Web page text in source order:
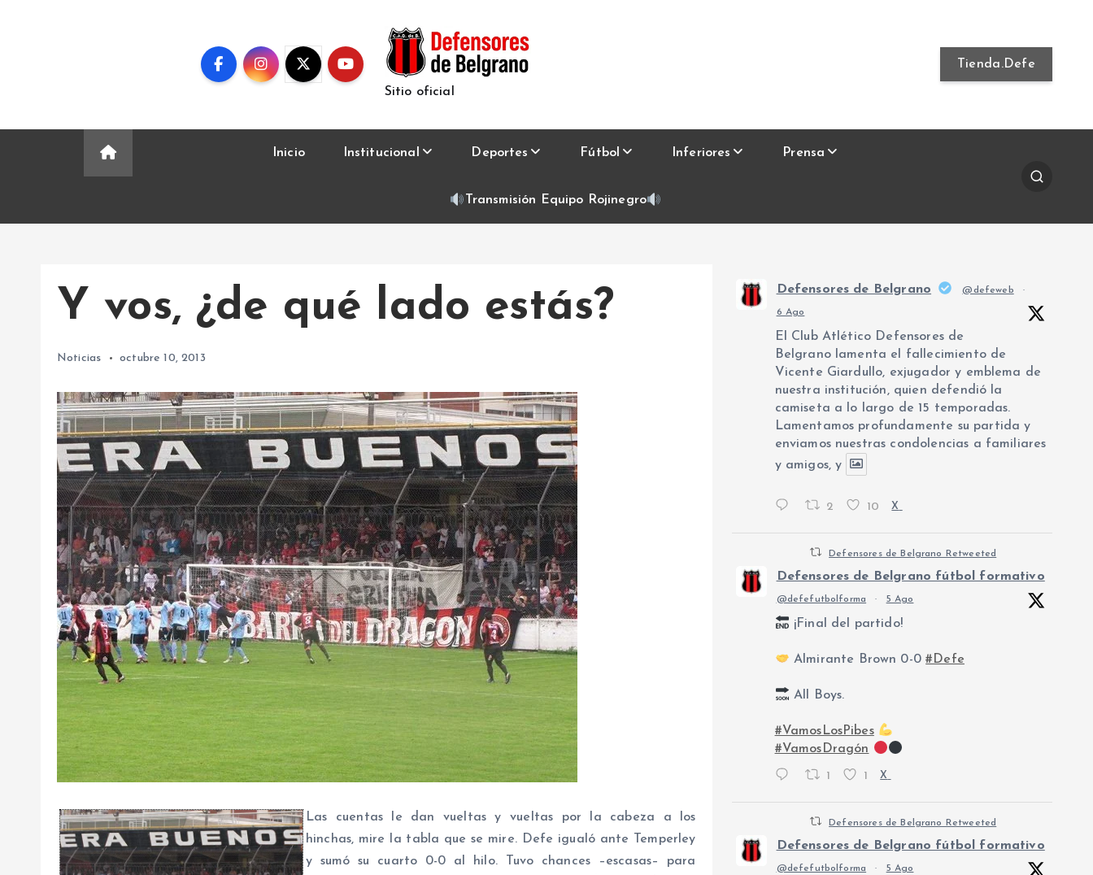
Sitio oficial
Tienda.Defe
Inicio Institucional Deportes Fútbol Inferiores Prensa
Transmisión Equipo Rojinegro
Y vos, ¿de qué lado estás?
Noticias octubre 10, 2013
Las cuentas le dan vueltas y vueltas por la cabeza a los
hinchas, mire la tabla que se mire. Defe igualó ante Temperley
y sumó su cuarto 0-0 al hilo. Tuvo chances –escasas– para
Defensores de Belgrano @defeweb ·
6 Ago
El Club Atlético Defensores de
Belgrano lamenta el fallecimiento de
Vicente Giardullo, exjugador y emblema de
nuestra institución, quien defendió la
camiseta a lo largo de 15 temporadas.
Lamentamos profundamente su partida y
enviamos nuestras condolencias a familiares
y amigos, y
2 10 X
Defensores de Belgrano Retweeted
Defensores de Belgrano fútbol formativo
@defefutbolforma · 5 Ago
¡Final del partido!
Almirante Brown 0-0#Defe
All Boys.
#VamosLosPibes
#VamosDragón
1 1 X
Defensores de Belgrano Retweeted
Defensores de Belgrano fútbol formativo
@defefutbolforma · 5 Ago